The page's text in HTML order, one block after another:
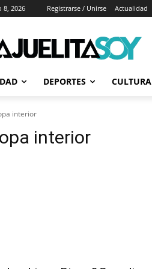
8, 2026 Registrarse / Unirse Actualidad
DEPORTES CULTURA
interior
interior